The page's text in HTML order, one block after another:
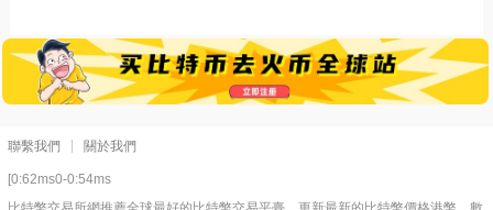
聯繫我們 關於我們
[0:62ms0-0:54ms